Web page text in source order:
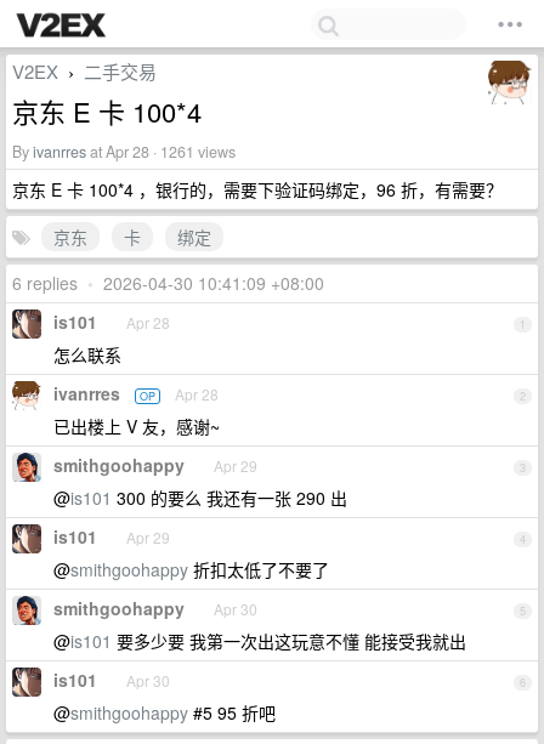
V2EX › 二手交易
京东 E 卡 100*4
Byivanrresat Apr 28 · 1261 views
京东 E 卡 100*4 ，银行的，需要下验证码绑定，96 折，有需要？
京东
卡
绑定
6 replies • 2026-04-30 10:41:09 +08:00
1
is101 Apr 28
怎么联系
2
ivanrres OP Apr 28
已出楼上 V 友，感谢~
3
smithgoohappy Apr 29
@is101 300 的要么 我还有一张 290 出
4
is101 Apr 29
@smithgoohappy 折扣太低了不要了
5
smithgoohappy Apr 30
@is101 要多少要 我第一次出这玩意不懂 能接受我就出
6
is101 Apr 30
@smithgoohappy #5 95 折吧